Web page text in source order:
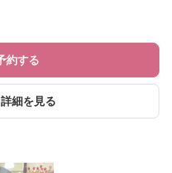
約する
細を見る